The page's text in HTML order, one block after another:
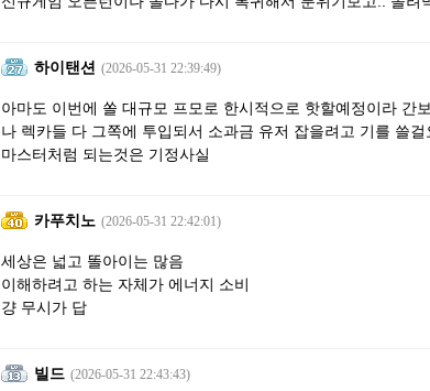
하이탠션 (2026-05-31 22:39:49)
아마도 이번에 쏠 대규모 프모로 한시적으로 핫할예정이라 간
나 렉카들 다 그쪽에 투입되서 소과금 유저 잡을려고 기를 쓸
마스터처럼 되는것은 기정사실
카푸치노 (2026-05-31 22:42:01)
세상은 넓고 똘아이는 많음
이해하려고 하는 자체가 에너지 소비
걍 무시가 답
빌드 (2026-05-31 22:43:43)